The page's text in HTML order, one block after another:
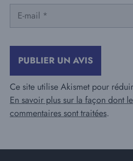
Ce site utilise Akismet pour
En savoir plus sur la façon dont
commentaires sont traitées.